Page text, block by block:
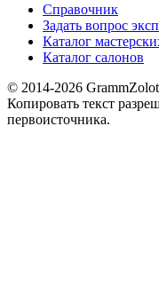
Справочник
Задать вопрос
Каталог
Каталог салонов
© 2014-2026
Копировать текст
первоисточника.